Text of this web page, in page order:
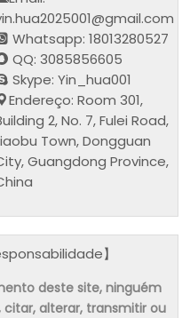
Whatsapp: 18013280527
QQ: 3085856605
Skype: Yin_hua001
Endereço: Room 301,
2, No. 7, Fulei Road,
Town, Dongguan
Guangdong Province,
】
deste site, ninguém
citar, alterar, transmitir ou